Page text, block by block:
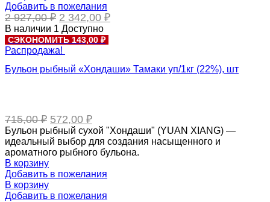
Добавить в пожелания
2 927,00₽ Первоначальная
цена
составляла
2
2 342,00 ₽Текущая
В наличии 1 Доступно
СЭКОНОМИТЬ 143,00 ₽
Распродажа!
Бульон рыбный «Хондаши» Тамаки уп/1кг (22%), шт
715,00₽ Первоначальная
цена
составляла
715,00 ₽.
572,00 ₽Текущая
цена:
572,00 ₽.
Бульон рыбный сухой "Хондаши" (YUAN XIANG) —
идеальный выбор для создания насыщенного и
ароматного рыбного бульона.
В корзину
Добавить в пожелания
В корзину
Добавить в пожелания